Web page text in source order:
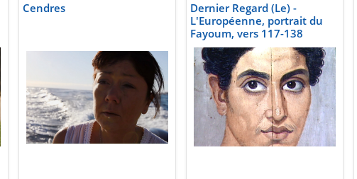
Cendres
Dernier Regard (Le) -
L'Européenne, portrait du
Fayoum, vers 117-138